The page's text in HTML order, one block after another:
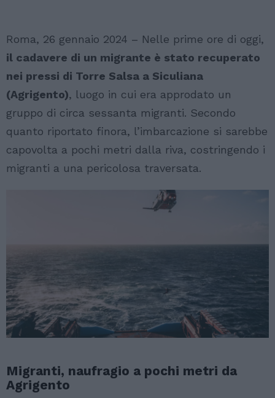
Roma, 26 gennaio 2024 – Nelle prime ore di oggi,
il cadavere di un migrante è stato recuperato
nei pressi di Torre Salsa a Siculiana
(Agrigento), luogo in cui era approdato un
gruppo di circa sessanta migranti. Secondo
quanto riportato finora, l’imbarcazione si sarebbe
capovolta a pochi metri dalla riva, costringendo i
migranti a una pericolosa traversata.
Migranti, naufragio a pochi metri da
Agrigento